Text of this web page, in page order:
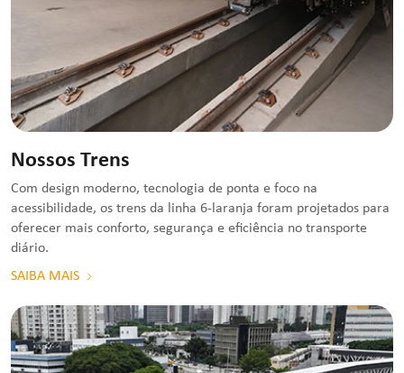
Nossos Trens
Com design moderno, tecnologia de ponta e foco na
acessibilidade, os trens da linha 6-laranja foram projetados para
oferecer mais conforto, segurança e eficiência no transporte
diário.
SAIBA MAIS